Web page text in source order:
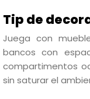
Tip de
Juega con
bancos con
compartimentos
sin saturar el